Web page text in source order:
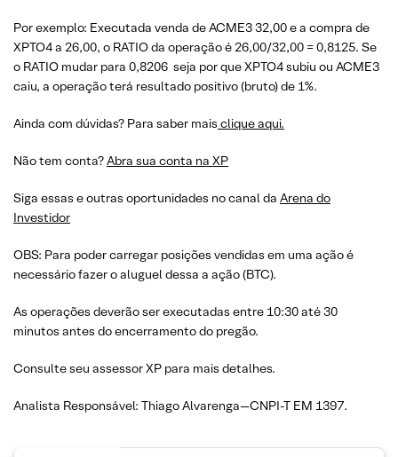
Por exemplo: Executada venda de ACME3 32,00 e a compra de
XPTO4 a 26,00, o RATIO da operação é 26,00/32,00 = 0,8125. Se
o RATIO mudar para 0,8206 seja por que XPTO4 subiu ou ACME3
caiu, a operação terá resultado positivo (bruto) de 1%.
Ainda com dúvidas? Para saber mais clique aqui.
Não tem conta?Abra sua conta na XP
Siga essas e outras oportunidades no canal da Arena do
Investidor
OBS: Para poder carregar posições vendidas em uma ação é
necessário fazer o aluguel dessa a ação (BTC).
As operações deverão ser executadas entre 10:30 até 30
minutos antes do encerramento do pregão.
Consulte seu assessor XP para mais detalhes.
Analista Responsável: Thiago Alvarenga—CNPI-T EM 1397.